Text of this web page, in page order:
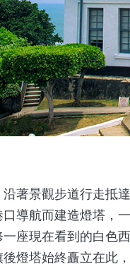
景觀步道行走抵達
導航而建造燈塔，
一座現在看到的白色
燈塔始終矗立在此